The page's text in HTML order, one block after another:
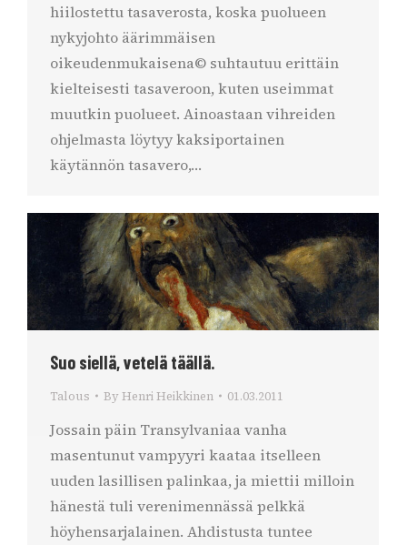
hiilostettu tasaverosta, koska puolueen
nykyjohto äärimmäisen
oikeudenmukaisena© suhtautuu erittäin
kielteisesti tasaveroon, kuten useimmat
muutkin puolueet. Ainoastaan vihreiden
ohjelmasta löytyy kaksiportainen
käytännön tasavero,…
Suo siellä, vetelä täällä.
Talous By Henri Heikkinen 01.03.2011
Jossain päin Transylvaniaa vanha
masentunut vampyyri kaataa itselleen
uuden lasillisen palinkaa, ja miettii milloin
hänestä tuli verenimennässä pelkkä
höyhensarjalainen. Ahdistusta tuntee